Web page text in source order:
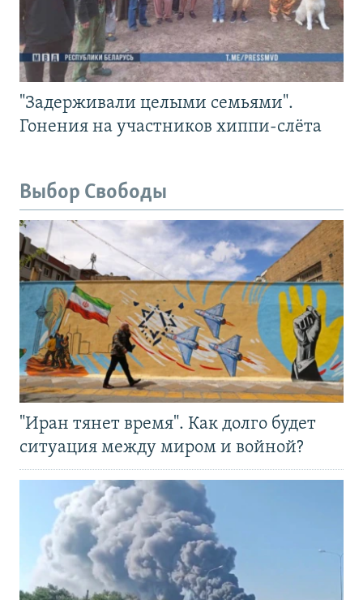
"Задерживали целыми семьями".
Гонения на участников хиппи-слёта
Выбор Свободы
"Иран тянет время". Как долго будет
ситуация между миром и войной?